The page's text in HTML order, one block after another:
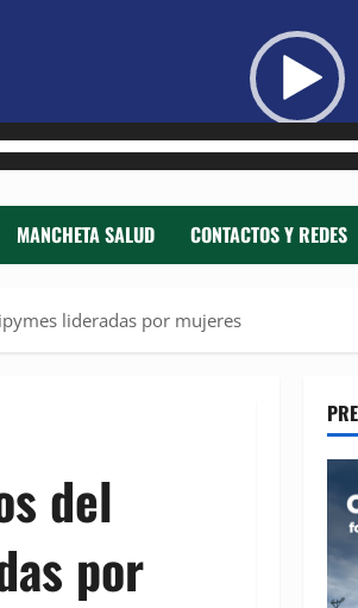
MANCHETA SALUD CONTACTOS Y REDES
lideradas por mujeres
del
por